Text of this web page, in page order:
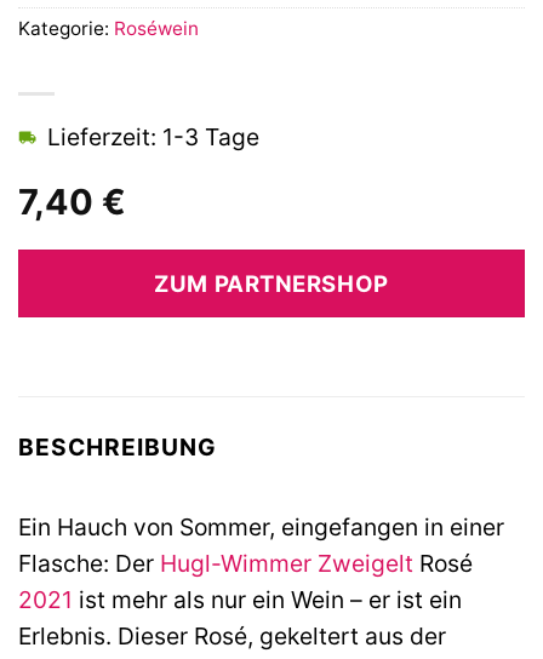
7,40 €
Lieferzeit: 1-3 Tage
ZUM PARTNERSHOP
Kategorie: Roséwein
BESCHREIBUNG
Ein Hauch von Sommer, eingefangen in einer
Flasche: Der Hugl-Wimmer Zweigelt Rosé
2021 ist mehr als nur ein Wein – er ist ein
Erlebnis. Dieser Rosé, gekeltert aus der